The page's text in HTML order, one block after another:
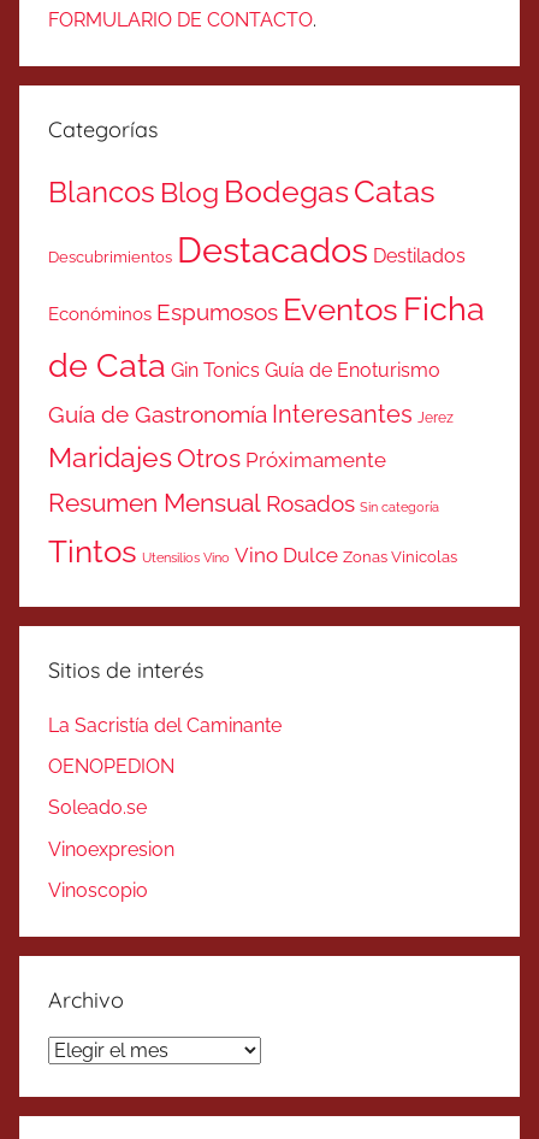
FORMULARIO DE CONTACTO.
Categorías
Blancos Blog BodegasCatas
Descubrimientos Destacados Destilados
Económinos Espumosos Eventos Ficha
de Cata Gin Tonics Guía de Enoturismo
Guía de Gastronomía Interesantes Jerez
MaridajesOtros Próximamente
Resumen Mensual Rosados Sin categoría
Tintos Utensilios Vino Vino Dulce Zonas Vinicolas
Sitios de interés
La Sacristía del Caminante
OENOPEDION
Soleado.se
Vinoexpresion
Vinoscopio
Archivo
Archivo